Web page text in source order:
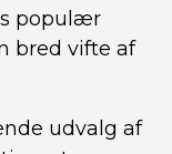
populær
bred vifte af
udvalg af